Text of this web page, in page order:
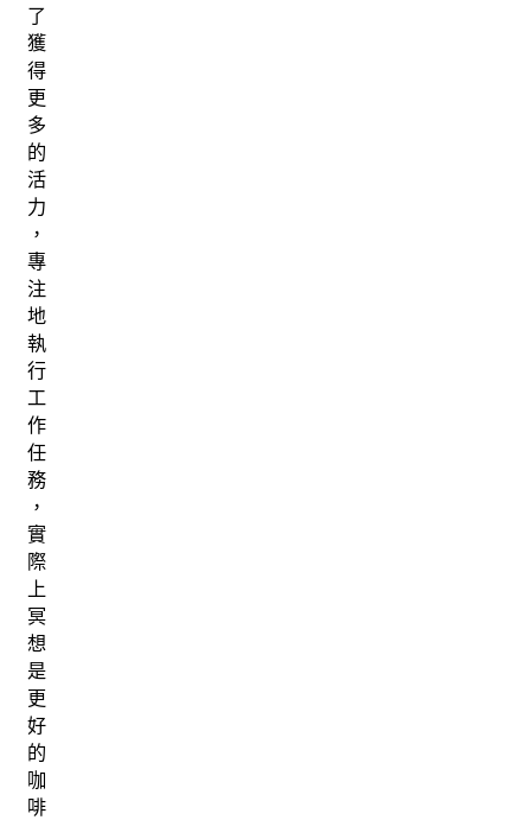
了
獲
得
更
多
的
活
力
，
專
注
地
執
行
工
作
任
務
，
實
際
上
冥
想
是
更
好
的
咖
啡